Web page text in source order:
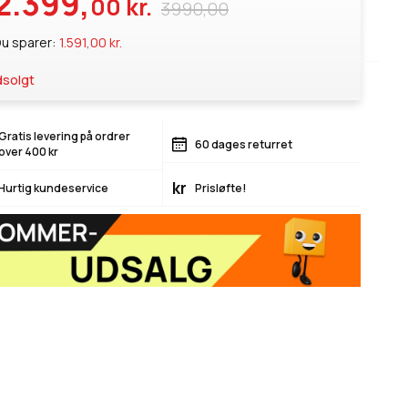
3990,00
00 kr.
sparer: 1.591,00 kr.
levering på ordrer
400 kr
60 dages returret
kundeservice kr Prisløfte!